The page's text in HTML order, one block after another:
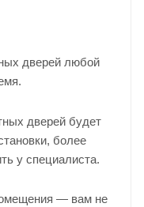
дверей любой
дверей будет
более
у специалиста.
— вам не